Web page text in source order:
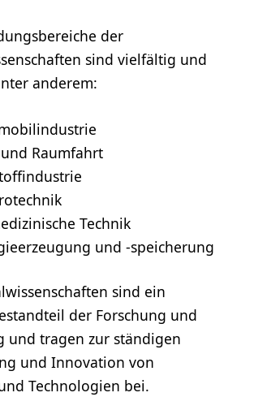
der
sind vielfältig und
anderem:
Raumfahrt
Technik
und -speicherung
sind ein
der Forschung und
und tragen zur ständigen
und Innovation von
Technologien bei.